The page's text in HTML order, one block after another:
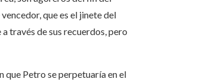
que es el jinete del
través de sus recuerdos, pero
que Petro se perpetuaría en el